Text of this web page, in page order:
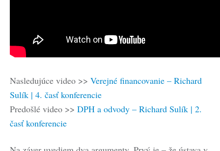
Nasledujúce video >> Verejné financovanie – Richard
Sulík | 4. časť konferencie
Predošlé video >> DPH a odvody – Richard Sulík | 2.
časť konferencie